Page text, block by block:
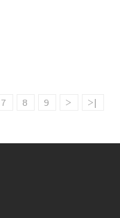
7 8 9 >
>|